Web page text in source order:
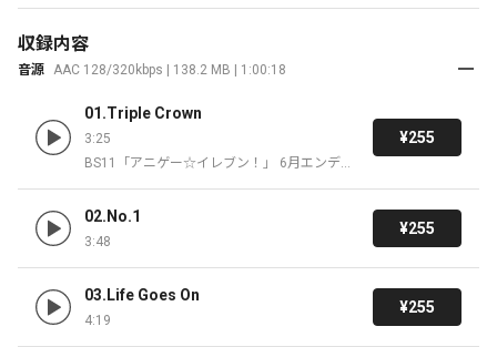
収録内容
音源 AAC 128/320kbps | 138.2 MB | 1:00:18
01.Triple Crown
3:25
BS11「アニゲー☆イレブン！」 6月エンディ
¥255
02.No.1
3:48
¥255
03.Life Goes On
4:19
¥255